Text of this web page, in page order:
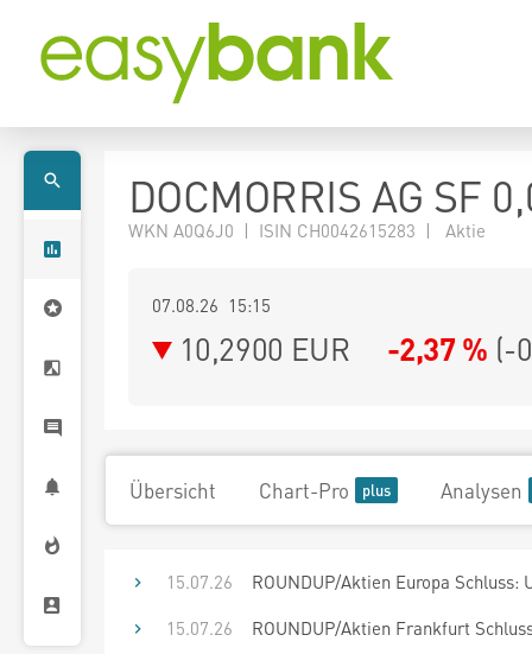
DOCMORRIS AG SF
WKN A0Q6J0 | ISIN CH0042615283 | Aktie
07.08.26 15:15
10,2900 EUR -2,37 % (-
Übersicht Chart-Pro Analysen
15.07.26
ROUNDUP/Aktien Europa Schluss:
15.07.26
ROUNDUP/Aktien Frankfurt